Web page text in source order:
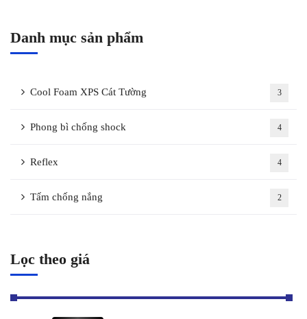
Danh mục sản phẩm
Cool Foam XPS Cát Tường 3
Phong bì chống shock 4
Reflex 4
Tấm chống nắng 2
Lọc theo giá